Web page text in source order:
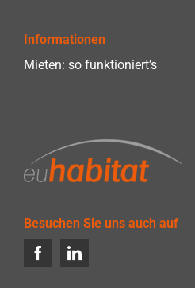
Informationen
Mieten: so funktioniert’s
Besuchen Sie uns auch auf